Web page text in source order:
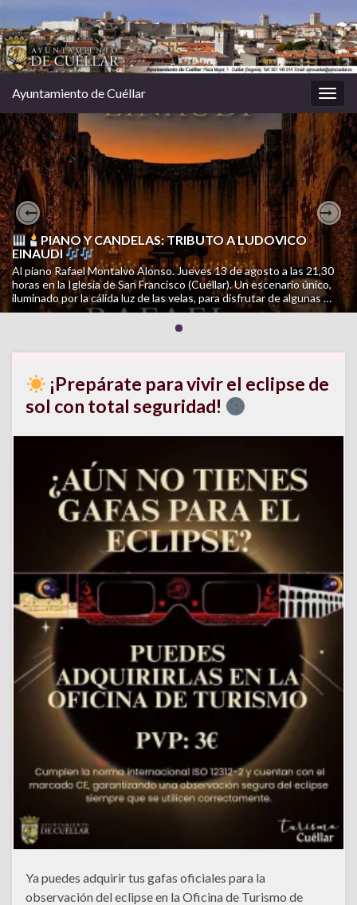
la
Ayuntamiento de Cuéllar
PIANO Y CANDELAS: TRIBUTO A LUDOVICO
EINAUDI
Al piano Rafael Montalvo Alonso. Jueves 13 de agosto a las 21,30
horas en la Iglesia de San Francisco (Cuéllar). Un escenario único,
iluminado por la cálida luz de las velas, para disfrutar de algunas …
CAMPAÑA INFORMATIVA CUÉLLAR CUIDA: PERROS
CUIDADOS. CALLES LIMPIAS
Una campaña de SOS Animales Cuéllar para facilitar la tenencia
responsable, mejorar la convivencia y cuidar el municipio. Porque
cuidar a tu perro también es cuidar Cuéllar. Consulta la campaña
completa en el siguiente documento …
Previous
¡Prepárate para vivir el eclipse de
sol con total seguridad!
Ya puedes adquirir tus gafas oficiales para la
observación del eclipse en la Oficina de Turismo de